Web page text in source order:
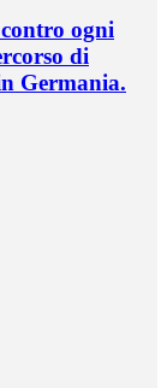
ogni
di
Germania.